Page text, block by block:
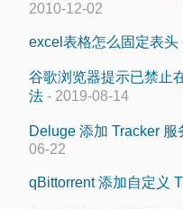
2010-12-02
excel表格怎么固定表头
谷歌浏览器提示已禁止
法 - 2019-08-14
Deluge 添加 Tracker
06-22
qBittorrent 添加自定义